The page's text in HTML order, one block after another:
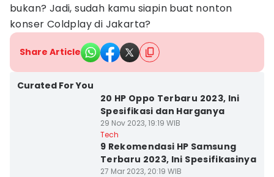
bukan? Jadi, sudah kamu siapin buat nonton
konser Coldplay di Jakarta?
Share Article
Curated For You
20 HP Oppo Terbaru 2023, Ini
Spesifikasi dan Harganya
29 Nov 2023, 19:19 WIB
Tech
9 Rekomendasi HP Samsung
Terbaru 2023, Ini Spesifikasinya
27 Mar 2023, 20:19 WIB